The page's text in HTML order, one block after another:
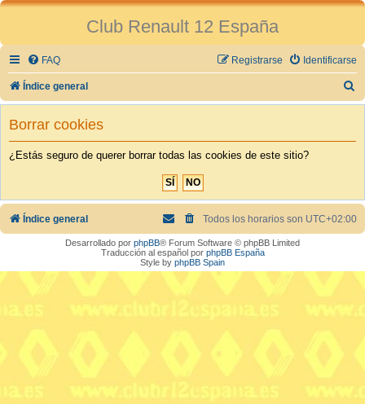
Club Renault 12 España
FAQ Identificarse
Registrarse
Índice general
u
Borrar cookies
¿Estás seguro de querer borrar todas las cookies de este sitio?
Índice general Todos los horarios son UTC+02:00
Desarrollado por phpBB® Forum Software © phpBB Limited
Traducción al español por phpBB España
Style by phpBB Spain